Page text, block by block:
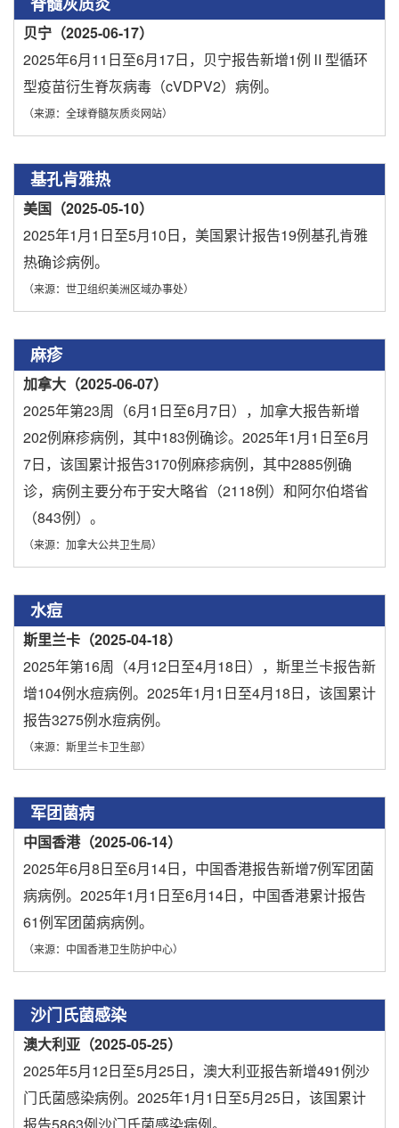
贝宁（2025-06-17）
2025年6月11日至6月17日，贝宁报告新增1例Ⅱ型循环
型疫苗衍生脊灰病毒（cVDPV2）病例。
（来源：全球脊髓灰质炎网站）
基孔肯雅热
美国（2025-05-10）
2025年1月1日至5月10日，美国累计报告19例基孔肯雅
热确诊病例。
（来源：世卫组织美洲区域办事处）
麻疹
加拿大（2025-06-07）
2025年第23周（6月1日至6月7日），加拿大报告新增
202例麻疹病例，其中183例确诊。2025年1月1日至6月
7日，该国累计报告3170例麻疹病例，其中2885例确
诊，病例主要分布于安大略省（2118例）和阿尔伯塔省
（843例）。
（来源：加拿大公共卫生局）
水痘
斯里兰卡（2025-04-18）
2025年第16周（4月12日至4月18日），斯里兰卡报告新
增104例水痘病例。2025年1月1日至4月18日，该国累计
报告3275例水痘病例。
（来源：斯里兰卡卫生部）
军团菌病
中国香港（2025-06-14）
2025年6月8日至6月14日，中国香港报告新增7例军团菌
病病例。2025年1月1日至6月14日，中国香港累计报告
61例军团菌病病例。
（来源：中国香港卫生防护中心）
沙门氏菌感染
澳大利亚（2025-05-25）
2025年5月12日至5月25日，澳大利亚报告新增491例沙
门氏菌感染病例。2025年1月1日至5月25日，该国累计